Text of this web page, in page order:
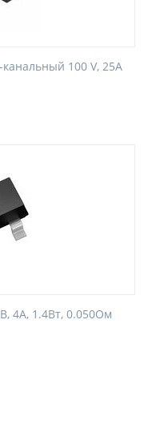
канальный 100 V, 25A
4А, 1.4Вт, 0.050Ом